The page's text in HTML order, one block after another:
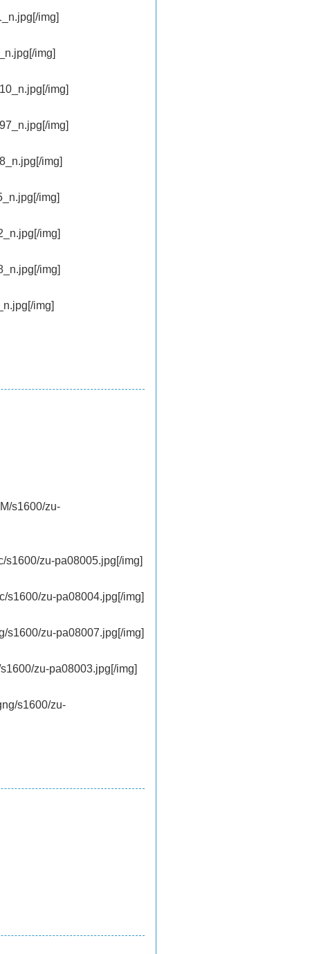
img]
img]
img]
img]
img]
img]
img]
img]
img]
s1600/zu-
zu-pa08005.jpg[/img]
s1600/zu-pa08004.jpg[/img]
s1600/zu-pa08007.jpg[/img]
zu-pa08003.jpg[/img]
s1600/zu-